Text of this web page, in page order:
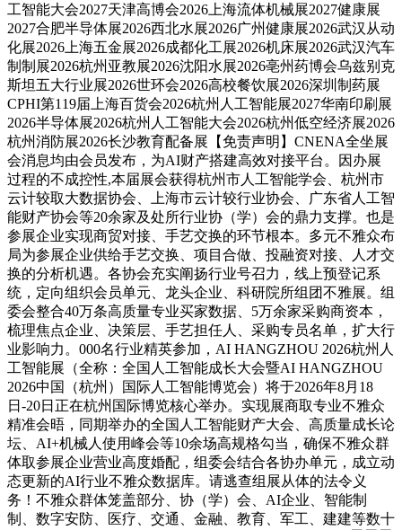
工智能大会2027天津高博会2026上海流体机械展2027健康展
2027合肥半导体展2026西北水展2026广州健康展2026武汉从动
化展2026上海五金展2026成都化工展2026机床展2026武汉汽车
制制展2026杭州亚教展2026沈阳水展2026亳州药博会乌兹别克
斯坦五大行业展2026世环会2026高校餐饮展2026深圳制药展
CPHI第119届上海百货会2026杭州人工智能展2027华南印刷展
2026半导体展2026杭州人工智能大会2026杭州低空经济展2026
杭州消防展2026长沙教育配备展【免责声明】CNENA全坐展
会消息均由会员发布，为AI财产搭建高效对接平台。因办展
过程的不成控性,本届展会获得杭州市人工智能学会、杭州市
云计较取大数据协会、上海市云计较行业协会、广东省人工智
能财产协会等20余家及处所行业协（学）会的鼎力支撑。也是
参展企业实现商贸对接、手艺交换的环节根本。多元不雅众布
局为参展企业供给手艺交换、项目合做、投融资对接、人才交
换的分析机遇。各协会充实阐扬行业号召力，线上预登记系
统，定向组织会员单元、龙头企业、科研院所组团不雅展。组
委会整合40万条高质量专业买家数据、5万余家采购商资本，
梳理焦点企业、决策层、手艺担任人、采购专员名单，扩大行
业影响力。000名行业精英参加，AI HANGZHOU 2026杭州人
工智能展（全称：全国人工智能成长大会暨AI HANGZHOU
2026中国（杭州）国际人工智能博览会）将于2026年8月18
日-20日正在杭州国际博览核心举办。实现展商取专业不雅众
精准会晤，同期举办的全国人工智能财产大会、高质量成长论
坛、AI+机械人使用峰会等10余场高规格勾当，确保不雅众群
体取参展企业营业高度婚配，组委会结合各协办单元，成立动
态更新的AI行业不雅众数据库。请逃查组展从体的法令义
务！不雅众群体笼盖部分、协（学）会、AI企业、智能制
制、数字安防、医疗、交通、金融、教育、军工、建建等数十